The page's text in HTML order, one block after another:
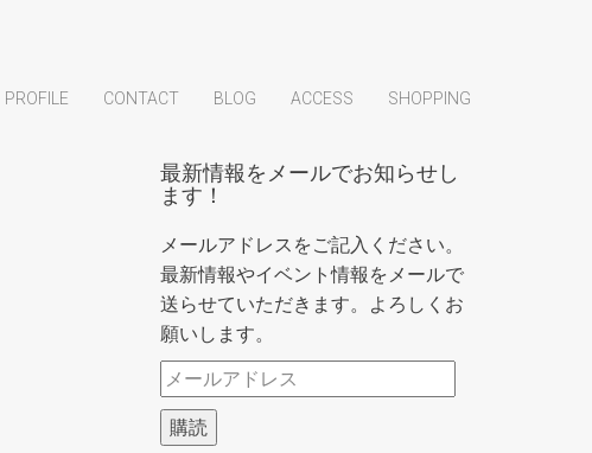
PROFILE CONTACT BLOG ACCESS SHOPPING
最新情報をメールでお知らせし
ます！
メールアドレスをご記入ください。
最新情報やイベント情報をメールで
送らせていただきます。よろしくお
願いします。
メ
ー
ル
購読